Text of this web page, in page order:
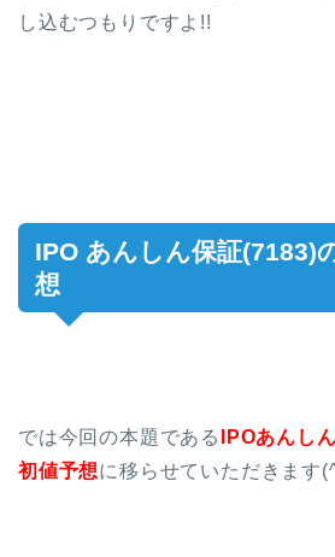
し込むつもりですよ!!
IPO あんしん保証(7183)
想
では今回の本題である IPOあんし
初値予想に移らせていただきます